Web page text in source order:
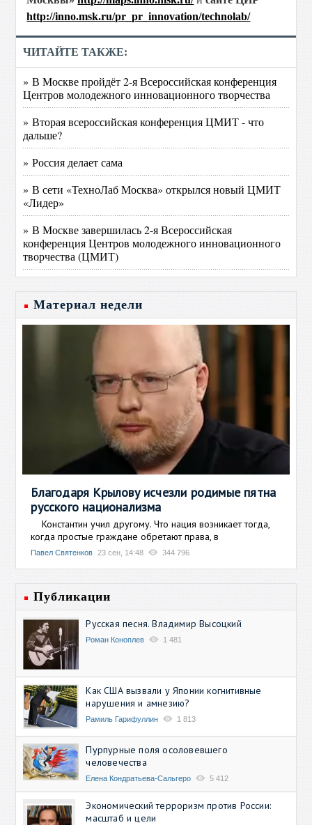
http://inno.msk.ru/pr_pr_innovation/technolab/
ЧИТАЙТЕ ТАКЖЕ:
» В Москве пройдёт 2-я Всероссийская конференция
Центров молодежного инновационного творчества
» Вторая всероссийская конференция ЦМИТ - что
дальше?
» Россия делает сама
» В сети «ТехноЛаб Москва» открылся новый ЦМИТ
«Лидер»
» В Москве завершилась 2-я Всероссийская
конференция Центров молодежного инновационного
творчества (ЦМИТ)
Материал недели
Благодаря Крылову исчезли родимые пятна
русского национализма
Константин учил другому. Что нация возникает тогда,
когда простые граждане обретают права, в
Павел Святенков 23 сен, 14:48 344 796
Публикации
Русская песня. Владимир Высоцкий
Роман Коноплев 1 481
Как США вызвали у Японии когнитивные
нарушения и амнезию?
Рамиль Гарифуллин 1 813
Пурпурные поля осоловевшего
человечества
Елена Кондратьева-Сальгеро 5 412
Экономический терроризм против России:
масштаб и цели